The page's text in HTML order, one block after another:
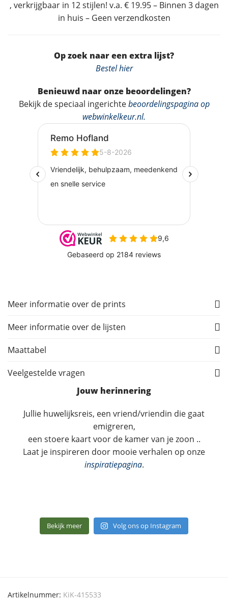
, verkrijgbaar in 12 stijlen! v.a. € 19.95 – Binnen 3 dagen
in huis – Geen verzendkosten
Op zoek naar een extra lijst?
Bestel hier
Benieuwd naar onze beoordelingen?
Bekijk de speciaal ingerichtebeoordelingspagina op
webwinkelkeur.nl.
Meer informatie over de prints
Meer informatie over de lijsten
Maattabel
Veelgestelde vragen
Jouw herinnering
Jullie huwelijksreis, een vriend/vriendin die gaat
emigreren,
een stoere kaart voor de kamer van je zoon ..
Laat je inspireren door mooie verhalen op onze
inspiratiepagina.
Bekijk meer Volg ons op Instagram
Artikelnummer: KiK-415533